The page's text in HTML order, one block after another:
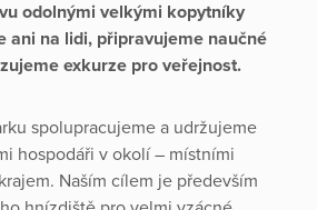
odolnými velkými kopytníky
ani na lidi, připravujeme naučné
exkurze pro veřejnost.
spolupracujeme a udržujeme
hospodáři v okolí – místními
Naším cílem je především